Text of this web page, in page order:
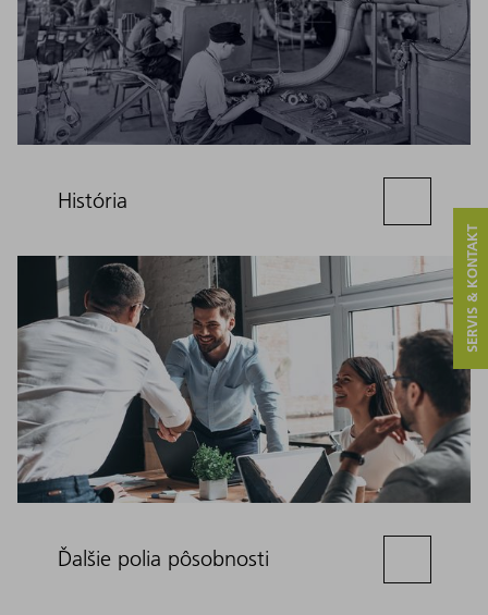
História
Ďalšie polia pôsobnosti
SERVIS & KONTAKT